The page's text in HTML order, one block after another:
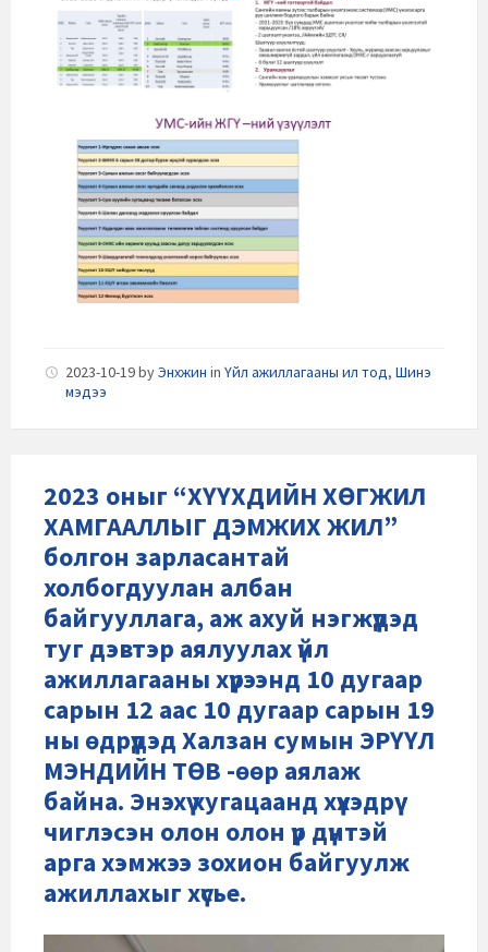
2023-10-19byЭнхжин in Үйл ажиллагааны ил тод, Шинэ
мэдээ
2023 оныг “ХҮҮХДИЙН ХӨГЖИЛ
ХАМГААЛЛЫГ ДЭМЖИХ ЖИЛ”
болгон зарласантай
холбогдуулан албан
байгууллага, аж ахуй нэгжүүдэд
туг дэвтэр аялуулах үйл
ажиллагааны хүрээнд 10 дугаар
сарын 12 аас 10 дугаар сарын 19
ны өдрүүдэд Халзан сумын ЭРҮҮЛ
МЭНДИЙН ТӨВ -өөр аялаж
байна. Энэхүү хугацаанд хүүхэдрүү
чиглэсэн олон олон үр дүнтэй
арга хэмжээ зохион байгуулж
ажиллахыг хүсье.